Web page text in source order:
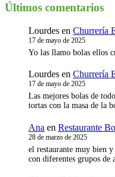
Últimos comentarios
Lourdes en Churrería
17 de mayo de 2025
Yo las llamo bolas ellos
Lourdes en Churrería
17 de mayo de 2025
Las mejores bolas de
tortas con la masa de la
Ana en Restaurante
28 de marzo de 2025
el restaurante muy bien
con diferentes grupos de